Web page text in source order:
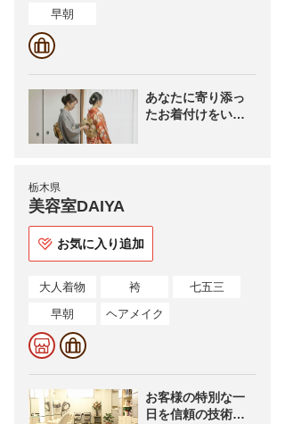
早朝
あなたに寄り添っ
たお着付けをいた
栃木県
美容室DAIYA
お気に入り追加
大人着物 袴
七五三
早朝
ヘアメイク
お客様の特別な一
日を信頼の技術と